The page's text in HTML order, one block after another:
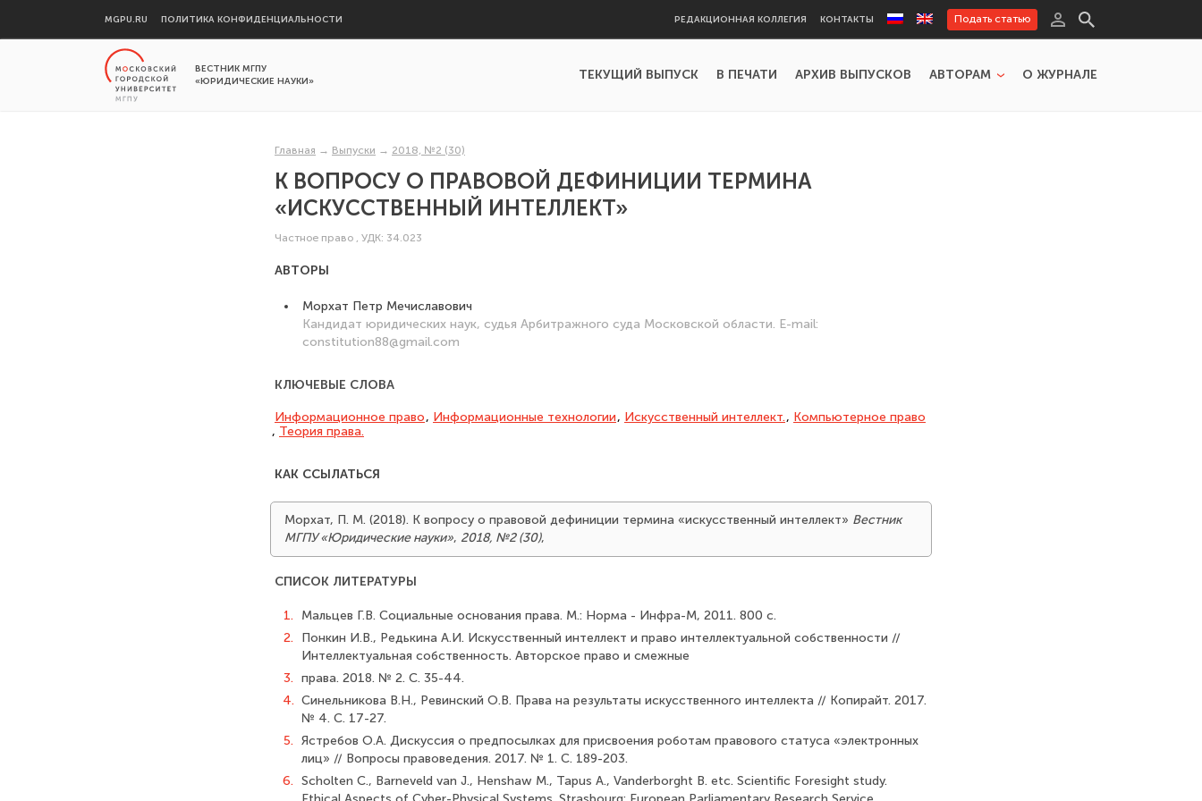
MGPU.RU ПОЛИТИКА КОНФИДЕНЦИАЛЬНОСТИ РЕДАКЦИОННАЯ КОЛЛЕГИЯ КОНТАКТЫ Подать статью
ВЕСТНИК МГПУ
«ЮРИДИЧЕСКИЕ НАУКИ»
ТЕКУЩИЙ ВЫПУСК В ПЕЧАТИ АРХИВ ВЫПУСКОВ АВТОРАМ О ЖУРНАЛЕ
Главная → Выпуски → 2018, №2 (30)
К ВОПРОСУ О ПРАВОВОЙ ДЕФИНИЦИИ ТЕРМИНА
«ИСКУССТВЕННЫЙ ИНТЕЛЛЕКТ»
Частное право , УДК: 34.023
АВТОРЫ
Морхат Петр Мечиславович
Кандидат юридических наук, судья Арбитражного суда Московской области. E-mail:
constitution88@gmail.com
КЛЮЧЕВЫЕ СЛОВА
Информацион­ное право, Информационные технологии, Искусственный интеллект., Компьютерное право
, Теория права.
КАК ССЫЛАТЬСЯ
Морхат, П. М. (2018). К вопросу о правовой дефиниции термина «искусственный интеллект» Вестник
МГПУ «Юридические науки», 2018, №2 (30),
СПИСОК ЛИТЕРАТУРЫ
1.
Мальцев Г.В. Социальные основания права. М.: Норма - Инфра-М, 2011. 800 с.
2.
Понкин И.В., Редькина А.И. Искусственный интеллект и право интеллектуаль­ной собственности //
Интеллектуальная собственность. Авторское право и смежные
3. права. 2018. № 2. С. 35-44.
4. Синельникова В.Н., Ревинский О.В. Права на результаты искусственного интеллекта // Копирайт. 2017.
№ 4. С. 17-27.
5. Ястребов О.А. Дискуссия о предпосылках для присвоения роботам правового статуса «электронных
лиц» // Вопросы правоведения. 2017. № 1. С. 189-203.
6. Scholten C., Barneveld van J., Henshaw M., Tapus A., Vanderborght B. etc. Scientific Foresight study.